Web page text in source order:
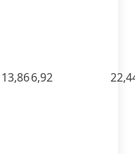
13,866,92